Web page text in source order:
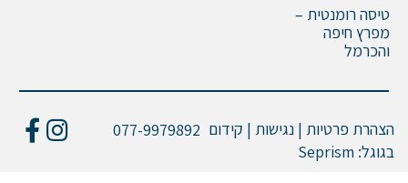
טיסה רומנטית –
מפרץ חיפה
והכרמל
הצהרת פרטיות | נגישות | קידום
בגוגל: Seprism
077-9979892